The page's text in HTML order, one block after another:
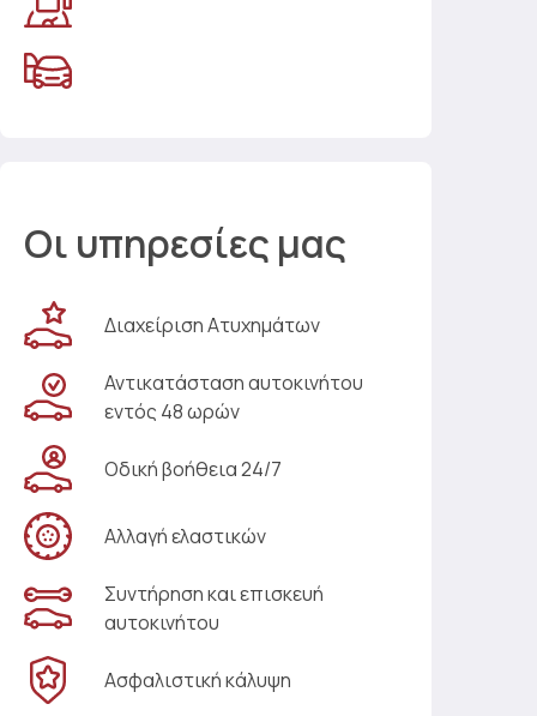
Οι υπηρεσίες μας
Διαχείριση Ατυχημάτων
Αντικατάσταση αυτοκινήτου
εντός 48 ωρών
Οδική βοήθεια 24/7
Αλλαγή ελαστικών
Συντήρηση και επισκευή
αυτοκινήτου
Ασφαλιστική κάλυψη